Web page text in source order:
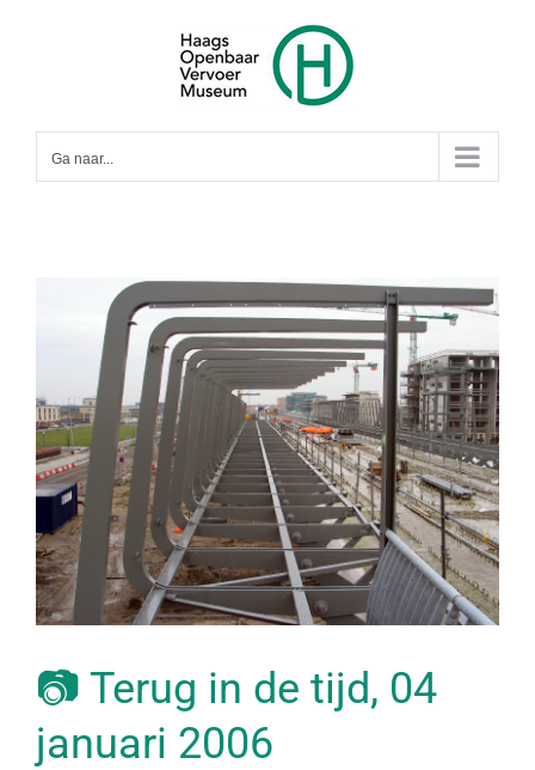
Ga naar...
📷 Terug in de tijd, 04
januari 2006